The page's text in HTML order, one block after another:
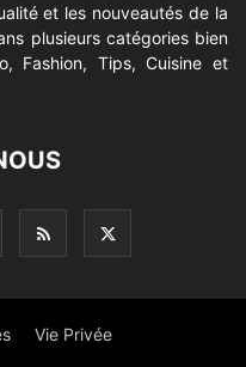
et les nouveautés de la
plusieurs catégories bien
Fashion, Tips, Cuisine et
Vie Privée